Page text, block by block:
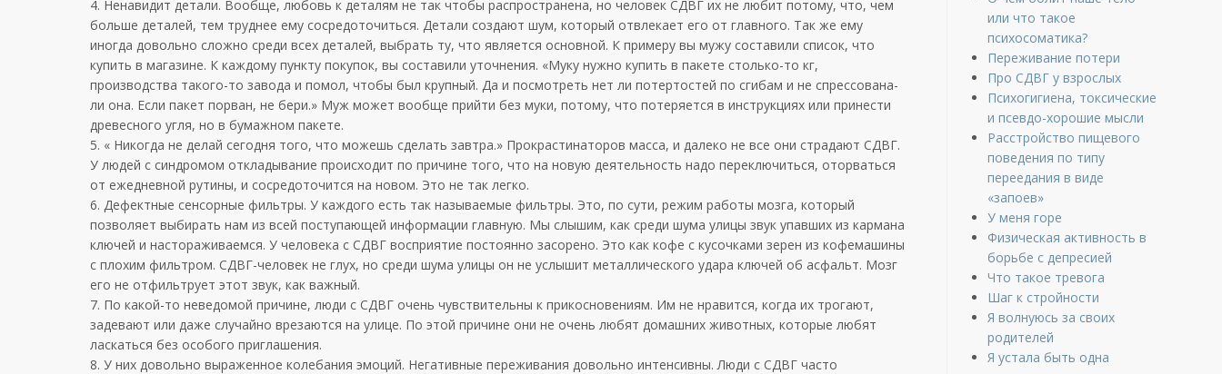
4. Ненавидит детали. Вообще, любовь к деталям не так чтобы распространена, но человек СДВГ их не любит потому, что, чем
больше деталей, тем труднее ему сосредоточиться. Детали создают шум, который отвлекает его от главного. Так же ему
иногда довольно сложно среди всех деталей, выбрать ту, что является основной. К примеру вы мужу составили список, что
купить в магазине. К каждому пункту покупок, вы составили уточнения. «Муку нужно купить в пакете столько-то кг,
производства такого-то завода и помол, чтобы был крупный. Да и посмотреть нет ли потертостей по сгибам и не спрессована-
ли она. Если пакет порван, не бери.» Муж может вообще прийти без муки, потому, что потеряется в инструкциях или принести
древесного угля, но в бумажном пакете.
5. « Никогда не делай сегодня того, что можешь сделать завтра.» Прокрастинаторов масса, и далеко не все они страдают СДВГ.
У людей с синдромом откладывание происходит по причине того, что на новую деятельность надо переключиться, оторваться
от ежедневной рутины, и сосредоточится на новом. Это не так легко.
6. Дефектные сенсорные фильтры. У каждого есть так называемые фильтры. Это, по сути, режим работы мозга, который
позволяет выбирать нам из всей поступающей информации главную. Мы слышим, как среди шума улицы звук упавших из кармана
ключей и настораживаемся. У человека с СДВГ восприятие постоянно засорено. Это как кофе с кусочками зерен из кофемашины
с плохим фильтром. СДВГ-человек не глух, но среди шума улицы он не услышит металлического удара ключей об асфальт. Мозг
его не отфильтрует этот звук, как важный.
7. По какой-то неведомой причине, люди с СДВГ очень чувствительны к прикосновениям. Им не нравится, когда их трогают,
задевают или даже случайно врезаются на улице. По этой причине они не очень любят домашних животных, которые любят
ласкаться без особого приглашения.
8. У них довольно выраженное колебания эмоций. Негативные переживания довольно интенсивны. Люди с СДВГ часто
или что такое
психосоматика?
Переживание потери
Про СДВГ у взрослых
Психогигиена, токсические
и псевдо-хорошие мысли
Расстройство пищевого
поведения по типу
переедания в виде
«запоев»
У меня горе
Физическая активность в
борьбе с депресией
Что такое тревога
Шаг к стройности
Я волнуюсь за своих
родителей
Я устала быть одна